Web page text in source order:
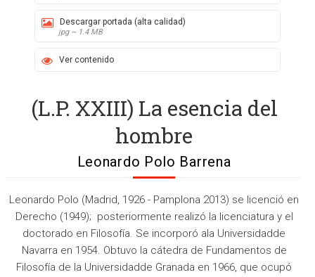
Descargar portada (alta calidad)
jpg ~ 1.4 MB
Ver contenido
(L.P. XXIII) La esencia del
hombre
Leonardo Polo Barrena
Leonardo Polo (Madrid, 1926 - Pamplona 2013) se licenció en
Derecho (1949); posteriormente realizó la licenciatura y el
doctorado en Filosofía. Se incorporó ala Universidadde
Navarra en 1954. Obtuvo la cátedra de Fundamentos de
Filosofía de la Universidadde Granada en 1966, que ocupó